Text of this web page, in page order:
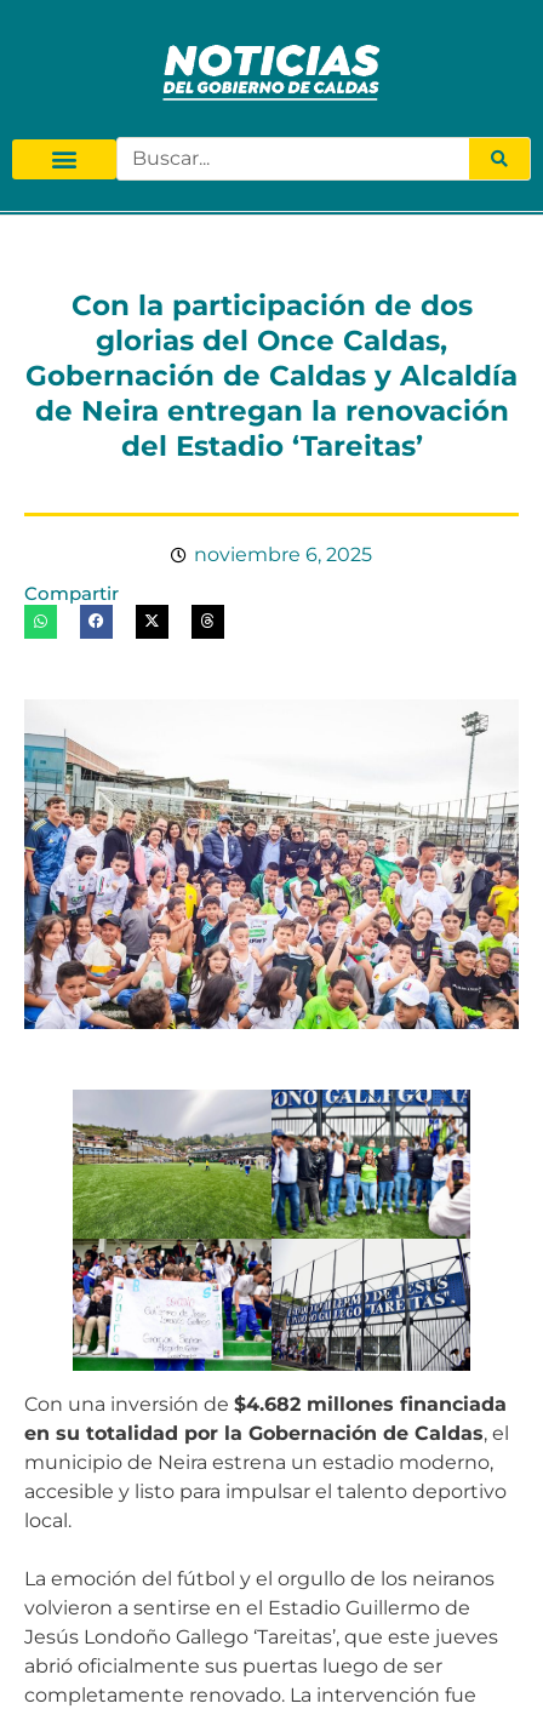
Con la participación de dos
glorias del Once Caldas,
Gobernación de Caldas y Alcaldía
de Neira entregan la renovación
del Estadio ‘Tareitas’
noviembre 6, 2025
Compartir
Con una inversión de $4.682 millones financiada
en su totalidad por la Gobernación de Caldas, el
municipio de Neira estrena un estadio moderno,
accesible y listo para impulsar el talento deportivo
local.
La emoción del fútbol y el orgullo de los neiranos
volvieron a sentirse en el Estadio Guillermo de
Jesús Londoño Gallego ‘Tareitas’, que este jueves
abrió oficialmente sus puertas luego de ser
completamente renovado. La intervención fue